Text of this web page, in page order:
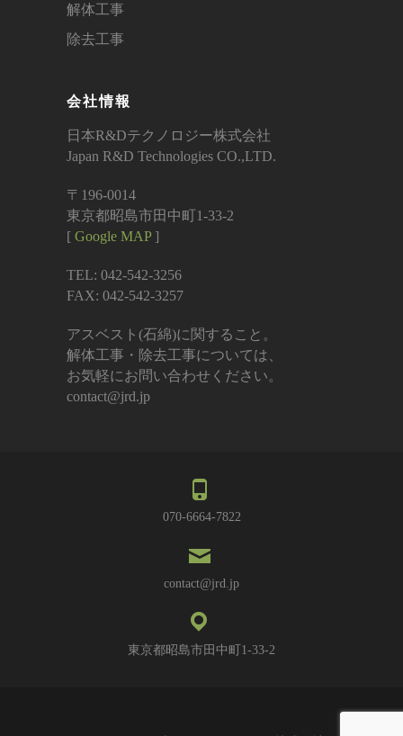
解体工事
除去工事
会社情報
日本R&Dテクノロジー株式会社
Japan R&D Technologies CO.,LTD.
〒196-0014
東京都昭島市田中町1-33-2
[ Google MAP]
TEL: 042-542-3256
FAX: 042-542-3257
アスベスト(石綿)に関すること。
解体工事・除去工事については、
お気軽にお問い合わせください。
contact@jrd.jp
070-6664-7822
contact@jrd.jp
東京都昭島市田中町1-33-2